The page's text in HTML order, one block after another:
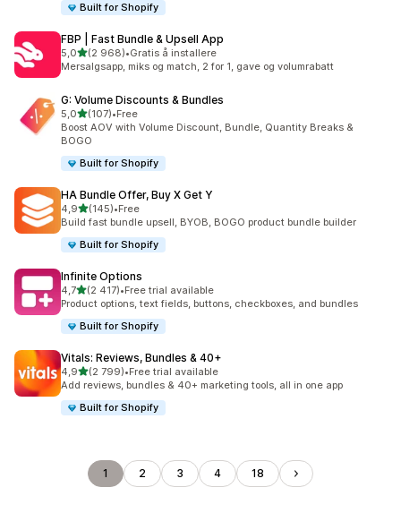
Built for Shopify
FBP | Fast Bundle & Upsell App
5,0av 5 stjerner
(2 968)
Totalt 2968 omtaler
•Gratis å installere
Mersalgsapp, miks og match, 2 for 1, gave og volumrabatt
G: Volume Discounts & Bundles
5,0av 5 stjerner
(107)
Totalt 107 omtaler
•Free
Boost AOV with Volume Discount, Bundle, Quantity Breaks &
BOGO
Built for Shopify
HA Bundle Offer, Buy X Get Y
4,9av 5 stjerner
(145)
Totalt 145 omtaler
•Free
Build fast bundle upsell, BYOB, BOGO product bundle builder
Built for Shopify
Infinite Options
4,7av 5 stjerner
(2 417)
Totalt 2417 omtaler
•Free trial available
Product options, text fields, buttons, checkboxes, and bundles
Built for Shopify
Vitals: Reviews, Bundles & 40+
4,9av 5 stjerner
(2 799)
Totalt 2799 omtaler
•Free trial available
Add reviews, bundles & 40+ marketing tools, all in one app
Built for Shopify
1 2 3 4 18